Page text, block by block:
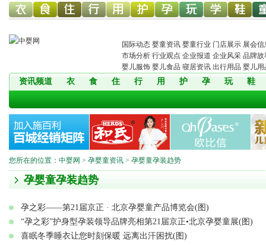
饰网 品网 具网 品网 护网 网 具网 育 鞋网 装
国际动态 婴童资讯 婴童行业 门店展示 展会信
市场分析 行业观点 企业报道 企业风采 品牌故
婴儿服饰 婴儿食品 寝居资讯 出行用品 婴儿用
资讯频道 衣 食 住 行 用 护 孕 玩 鞋
您所在的位置： 中婴网 > 孕婴童资讯 > 孕婴童孕装趋势
孕婴童孕装趋势
孕之彩——第21届京正 · 北京孕婴童产品博览会(图)
“孕之彩”护身型孕装领导品牌亮相第21届京正•北京孕婴童展(图)
喜眠冬季睡衣让您时刻保暖 远离出汗困扰(图)